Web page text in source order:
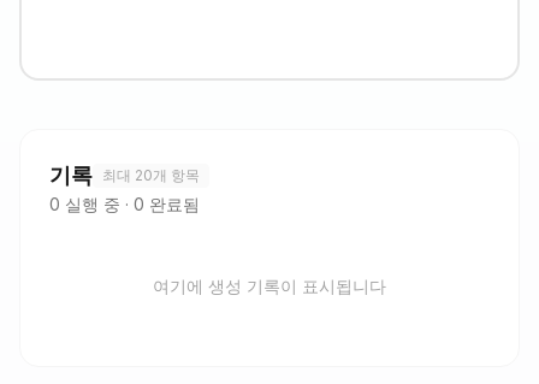
기록 최대 20개 항목
0 실행 중 · 0 완료됨
여기에 생성 기록이 표시됩니다